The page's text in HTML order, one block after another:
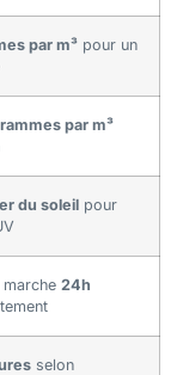
par m³ pour un
par m³
du soleil pour
24h
selon